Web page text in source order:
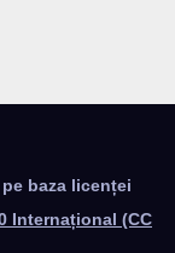
baza licenței
Internațional (CC